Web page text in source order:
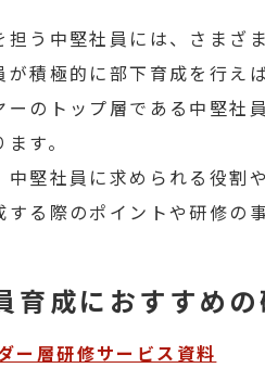
う中堅社員には、さまざ
が積極的に部下育成を行え
ーのトップ層である中堅社
す。
中堅社員に求められる役割
する際のポイントや研修の
育成におすすめの
ー層研修サービス資料